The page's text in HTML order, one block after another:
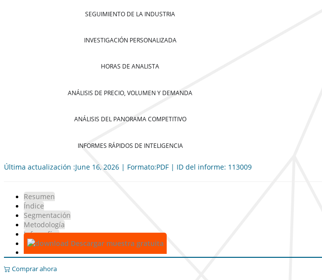
SEGUIMIENTO DE LA INDUSTRIA
INVESTIGACIÓN PERSONALIZADA
HORAS DE ANALISTA
ANÁLISIS DE PRECIO, VOLUMEN Y DEMANDA
ANÁLISIS DEL PANORAMA COMPETITIVO
INFORMES RÁPIDOS DE INTELIGENCIA
Última actualización :June 16, 2026 | Formato:PDF | ID del informe: 113009
Resumen
Índice
Segmentación
Metodología
Infografías
Descargar muestra gratuita
Comprar ahora